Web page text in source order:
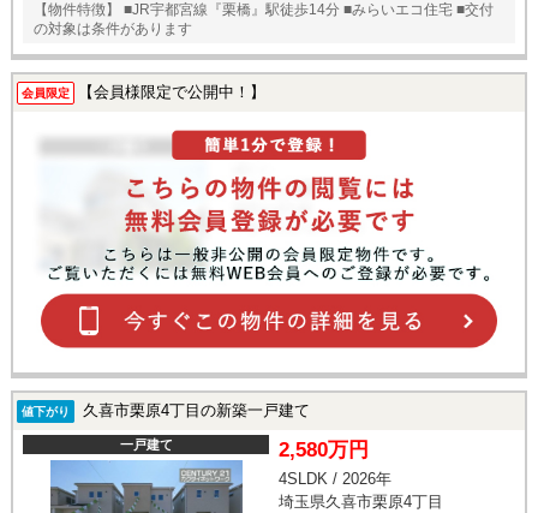
【物件特徴】 ■JR宇都宮線『栗橋』駅徒歩14分 ■みらいエコ住宅 ■交付
の対象は条件があります
会員限定 【会員様限定で公開中！】
値下がり 久喜市栗原4丁目の新築一戸建て
一戸建て 2,580万円
4SLDK / 2026年
埼玉県久喜市栗原4丁目